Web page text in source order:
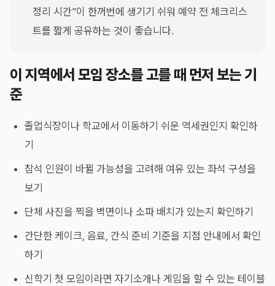
정리 시간”이 한꺼번에 생기기 쉬워 예약 전 체크리스
트를 짧게 공유하는 것이 좋습니다.
이 지역에서 모임 장소를 고를 때 먼저 보는 기
준
졸업식장이나 학교에서 이동하기 쉬운 역세권인지 확인하
기
참석 인원이 바뀔 가능성을 고려해 여유 있는 좌석 구성을
보기
단체 사진을 찍을 벽면이나 소파 배치가 있는지 확인하기
간단한 케이크, 음료, 간식 준비 기준을 지점 안내에서 확인
하기
신학기 첫 모임이라면 자기소개나 게임을 할 수 있는 테이블